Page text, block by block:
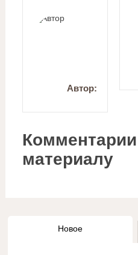
Автор:
материалу
Новое